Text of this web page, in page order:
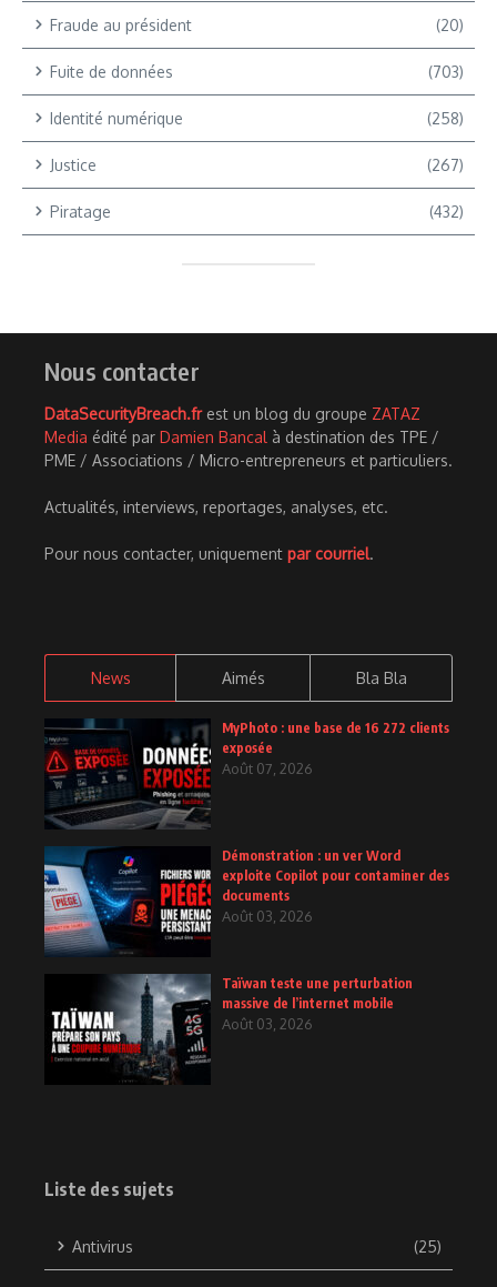
Fraude au président (20)
Fuite de données (703)
Identité numérique (258)
Justice (267)
Piratage (432)
Nous contacter
DataSecurityBreach.frest un blog du groupe ZATAZ
Media édité par Damien Bancal à destination des TPE /
PME / Associations / Micro-entrepreneurs et particuliers.
Actualités, interviews, reportages, analyses, etc.
Pour nous contacter, uniquement par courriel.
News Aimés Bla Bla
MyPhoto : une base de 16 272 clients
exposée
Août 07, 2026
Démonstration : un ver Word
exploite Copilot pour contaminer des
documents
Août 03, 2026
Taïwan teste une perturbation
massive de l’internet mobile
Août 03, 2026
Liste des sujets
Antivirus (25)